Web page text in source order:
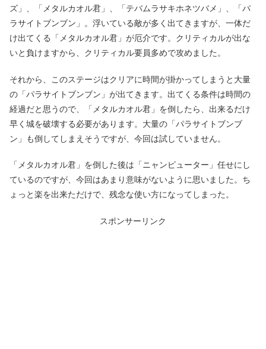
ズ」、「メタルカオル君」、「テバムラサキホネツバメ」、「パ
ラサイトブンブン」。浮いている敵が多く出てきますが、一体だ
け出てくる「メタルカオル君」が厄介です。クリティカルが出な
いと負けますから、クリティカル要員多めで攻めました。
それから、このステージはクリアに時間が掛かってしまうと大量
の「パラサイトブンブン」が出てきます。出てくる条件は時間の
経過だと思うので、「メタルカオル君」を倒したら、出来るだけ
早く城を破壊する必要があります。大量の「パラサイトブンブ
ン」も倒してしまえそうですが、今回は試していません。
「メタルカオル君」を倒した後は「ニャンピューター」任せにし
ているのですが、今回はあまり意味がないように思いました。ち
ょっと楽を出来ただけで、残念な使い方になってしまった。
スポンサーリンク